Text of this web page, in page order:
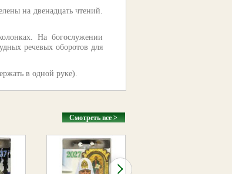
на двенадцать чтений.
На богослужении
речевых оборотов для
в одной руке).
Смотреть все >